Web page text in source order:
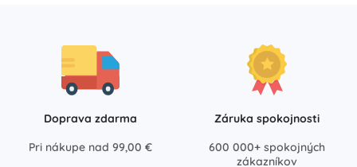
Doprava zdarma
Pri nákupe nad 99,00 €
Záruka spokojnosti
600 000+ spokojných
zákazníkov